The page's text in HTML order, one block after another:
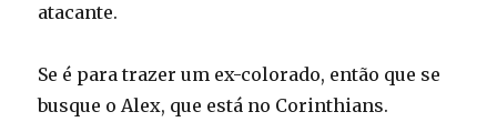
atacante.
Se é para trazer um ex-colorado, então que se
busque o Alex, que está no Corinthians.